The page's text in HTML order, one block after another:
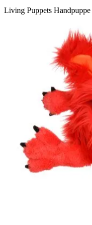
Living Puppets